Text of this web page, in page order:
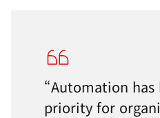
“Automation
priority for